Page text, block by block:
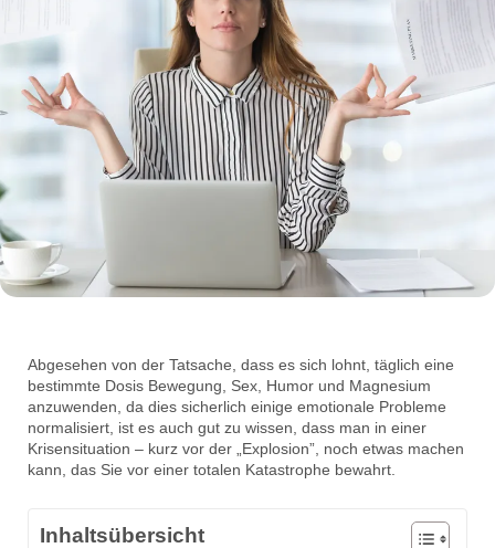
Abgesehen von der Tatsache, dass es sich lohnt, täglich eine
bestimmte Dosis Bewegung, Sex, Humor und Magnesium
anzuwenden, da dies sicherlich einige emotionale Probleme
normalisiert, ist es auch gut zu wissen, dass man in einer
Krisensituation – kurz vor der „Explosion”, noch etwas machen
kann, das Sie vor einer totalen Katastrophe bewahrt.
Inhaltsübersicht